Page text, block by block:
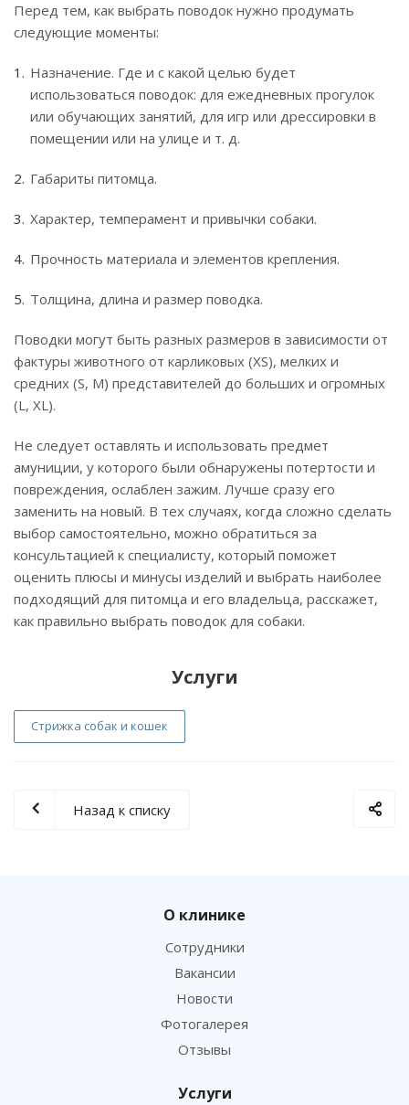
Перед тем, как выбрать поводок нужно продумать
следующие моменты:
Назначение. Где и с какой целью будет
использоваться поводок: для ежедневных прогулок
или обучающих занятий, для игр или дрессировки в
помещении или на улице и т. д.
Габариты питомца.
Характер, темперамент и привычки собаки.
Прочность материала и элементов крепления.
Толщина, длина и размер поводка.
Поводки могут быть разных размеров в зависимости от
фактуры животного от карликовых (XS), мелких и
средних (S, M) представителей до больших и огромных
(L, XL).
Не следует оставлять и использовать предмет
амуниции, у которого были обнаружены потертости и
повреждения, ослаблен зажим. Лучше сразу его
заменить на новый. В тех случаях, когда сложно сделать
выбор самостоятельно, можно обратиться за
консультацией к специалисту, который поможет
оценить плюсы и минусы изделий и выбрать наиболее
подходящий для питомца и его владельца, расскажет,
как правильно выбрать поводок для собаки.
Услуги
Стрижка собак и кошек
Назад к списку
О клинике
Сотрудники
Вакансии
Новости
Фотогалерея
Отзывы
Услуги